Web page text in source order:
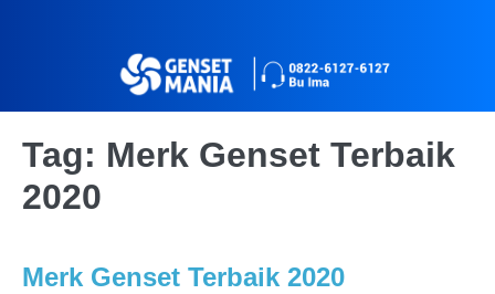
Tag: Merk Genset Terbaik
2020
Merk Genset Terbaik 2020